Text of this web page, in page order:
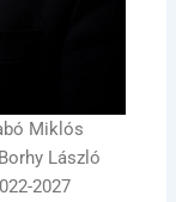
Miklós
László
2027